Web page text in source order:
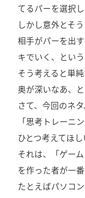
てるパーを選択
しかし意外とそ
相手がパーを出
キでいく、とい
そう考えると単
奥が深いなあ、と
さて、今回のネ
「思考トレーニ
ひとつ考えてほし
それは、「ゲー
を作った者が一
たとえばパソコ